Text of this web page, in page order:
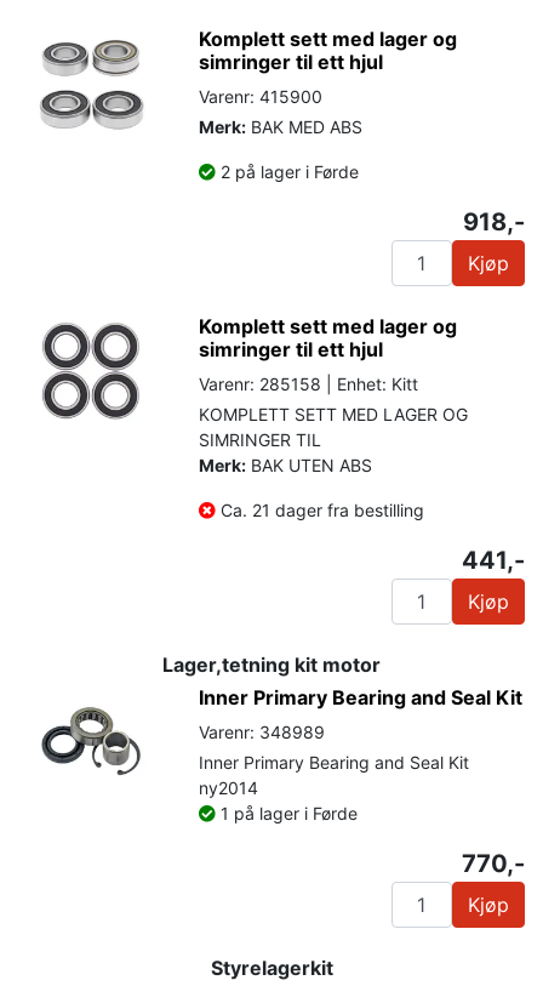
Komplett sett med lager og
simringer til ett hjul
Varenr: 415900
Merk: BAK MED ABS
2 på lager i Førde
918,-
Kjøp
Komplett sett med lager og
simringer til ett hjul
Varenr: 285158 | Enhet: Kitt
KOMPLETT SETT MED LAGER OG
SIMRINGER TIL
Merk: BAK UTEN ABS
Ca. 21 dager fra bestilling
441,-
Kjøp
Lager,tetning kit motor
Inner Primary Bearing and Seal Kit
Varenr: 348989
Inner Primary Bearing and Seal Kit
ny2014
1 på lager i Førde
770,-
Kjøp
Styrelagerkit